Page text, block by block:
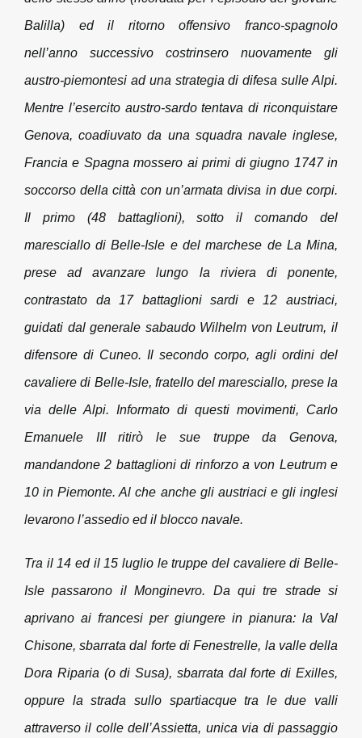
Balilla) ed il ritorno offensivo franco-spagnolo
nell’anno successivo costrinsero nuovamente gli
austro-piemontesi ad una strategia di difesa sulle Alpi.
Mentre l’esercito austro-sardo tentava di riconquistare
Genova, coadiuvato da una squadra navale inglese,
Francia e Spagna mossero ai primi di giugno 1747 in
soccorso della città con un’armata divisa in due corpi.
Il primo (48 battaglioni), sotto il comando del
maresciallo di Belle-Isle e del marchese de La Mina,
prese ad avanzare lungo la riviera di ponente,
contrastato da 17 battaglioni sardi e 12 austriaci,
guidati dal generale sabaudo Wilhelm von Leutrum, il
difensore di Cuneo. Il secondo corpo, agli ordini del
cavaliere di Belle-Isle, fratello del maresciallo, prese la
via delle Alpi. Informato di questi movimenti, Carlo
Emanuele III ritirò le sue truppe da Genova,
mandandone 2 battaglioni di rinforzo a von Leutrum e
10 in Piemonte. Al che anche gli austriaci e gli inglesi
levarono l’assedio ed il blocco navale.
Tra il 14 ed il 15 luglio le truppe del cavaliere di Belle-
Isle passarono il Monginevro. Da qui tre strade si
aprivano ai francesi per giungere in pianura: la Val
Chisone, sbarrata dal forte di Fenestrelle, la valle della
Dora Riparia (o di Susa), sbarrata dal forte di Exilles,
oppure la strada sullo spartiacque tra le due valli
attraverso il colle dell’Assietta, unica via di passaggio